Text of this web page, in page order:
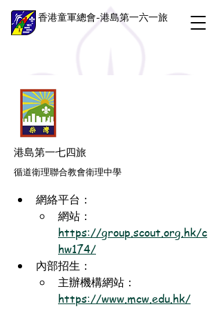
香港童軍總會-港島第一六一旅
港島第一七四旅
循道衛理聯合教會衛理中學
網絡平台：
網站：
https://group.scout.org.hk/c
hw174/
內部招生：
主辦機構網站：
https://www.mcw.edu.hk/